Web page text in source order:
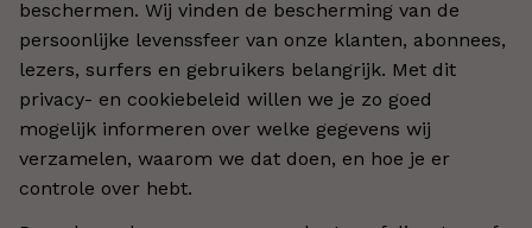
beschermen. Wij vinden de bescherming van de
persoonlijke levenssfeer van onze klanten, abonnees,
lezers, surfers en gebruikers belangrijk. Met dit
privacy- en cookiebeleid willen we je zo goed
mogelijk informeren over welke gegevens wij
verzamelen, waarom we dat doen, en hoe je er
controle over hebt.